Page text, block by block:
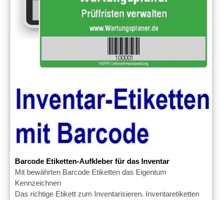
Barcode Etiketten-Aufkleber für das Inventar
Mit bewährten Barcode Etiketten das Eigentum
Kennzeichnen
Das richtige Etikett zum Inventarisieren. Inventaretiketten